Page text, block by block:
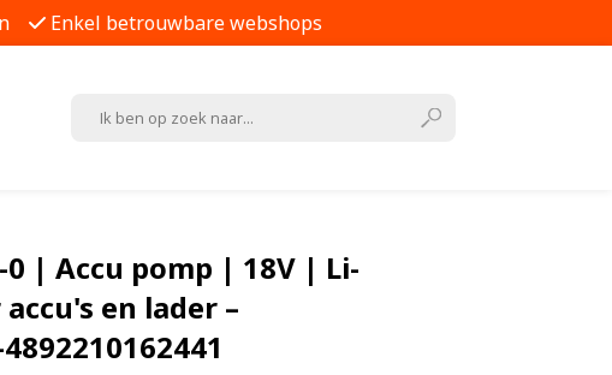
Enkel betrouwbare webshops
0 | Accu pomp | 18V | Li-
en lader –